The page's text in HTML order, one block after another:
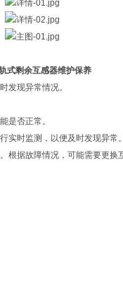
式剩余互感器维护保养
发现异常情况。
是否正常。
实时监测，以便及时发现异常。
据故障情况，可能需要更换